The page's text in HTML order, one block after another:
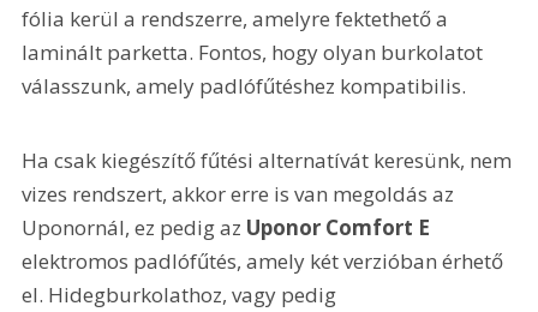
fólia kerül a rendszerre, amelyre fektethető a
laminált parketta. Fontos, hogy olyan burkolatot
válasszunk, amely padlófűtéshez kompatibilis.
Ha csak kiegészítő fűtési alternatívát keresünk, nem
vizes rendszert, akkor erre is van megoldás az
Uponornál, ez pedig az Uponor Comfort E
elektromos padlófűtés, amely két verzióban érhető
el. Hidegburkolathoz, vagy pedig